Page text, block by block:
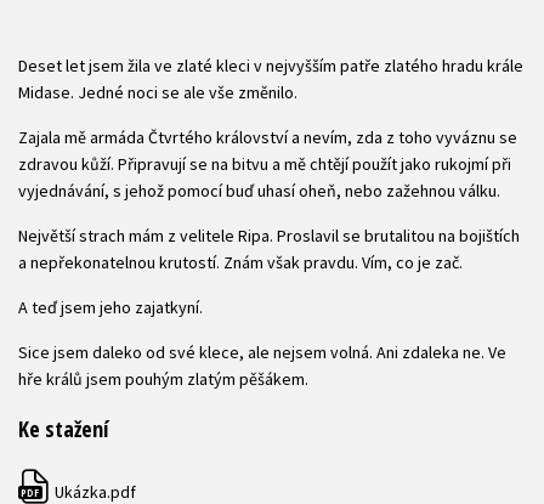
Deset let jsem žila ve zlaté kleci v nejvyšším patře zlatého hradu krále
Midase. Jedné noci se ale vše změnilo.
Zajala mě armáda Čtvrtého království a nevím, zda z toho vyváznu se
zdravou kůží. Připravují se na bitvu a mě chtějí použít jako rukojmí při
vyjednávání, s jehož pomocí buď uhasí oheň, nebo zažehnou válku.
Největší strach mám z velitele Ripa. Proslavil se brutalitou na bojištích
a nepřekonatelnou krutostí. Znám však pravdu. Vím, co je zač.
A teď jsem jeho zajatkyní.
Sice jsem daleko od své klece, ale nejsem volná. Ani zdaleka ne. Ve
hře králů jsem pouhým zlatým pěšákem.
Ke stažení
PDF Ukázka.pdf